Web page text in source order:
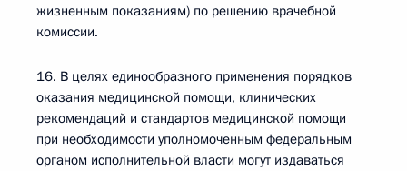
жизненным показаниям) по решению врачебной
комиссии.
16. В целях единообразного применения порядков
оказания медицинской помощи, клинических
рекомендаций и стандартов медицинской помощи
при необходимости уполномоченным федеральным
органом исполнительной власти могут издаваться